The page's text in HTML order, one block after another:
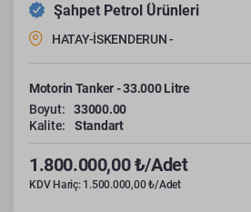
Şahpet Petrol Ürünleri
HATAY-İSKENDERUN -
Motorin Tanker - 33.000 Litre
Boyut:
33000.00
Kalite:
Standart
1.800.000,00 ₺/Adet
KDV Hariç: 1.500.000,00 ₺/Adet